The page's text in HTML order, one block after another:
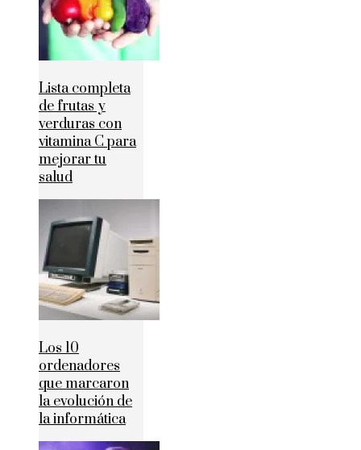
Lista completa
de frutas y
verduras con
vitamina C para
mejorar tu
salud
Los 10
ordenadores
que marcaron
la evolución de
la informática